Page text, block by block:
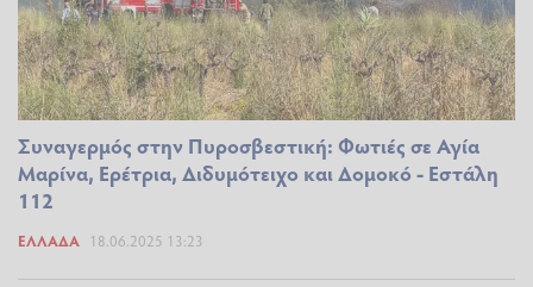
Συναγερμός στην Πυροσβεστική: Φωτιές σε Αγία
Μαρίνα, Ερέτρια, Διδυμότειχο και Δομοκό - Εστάλη
112
ΕΛΛΆΔΑ 18.06.2025 13:23